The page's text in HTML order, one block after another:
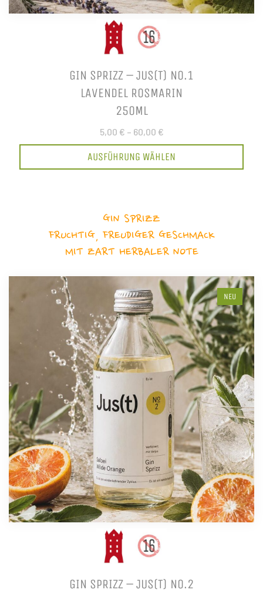
GIN SPRIZZ – JUS(T) NO.1
LAVENDEL ROSMARIN
250ML
5,00 € – 60,00 €
AUSFÜHRUNG WÄHLEN
GIN SPRIZZ
FRUCHTIG, FREUDIGER GESCHMACK
MIT ZART HERBALER NOTE
NEU
GIN SPRIZZ – JUS(T) NO.2